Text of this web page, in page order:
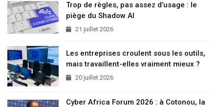
Trop de règles, pas assez d’usage : le
piège du Shadow AI
21 juillet 2026
Les entreprises croulent sous les outils,
mais travaillent-elles vraiment mieux ?
20 juillet 2026
Cyber Africa Forum 2026 : à Cotonou, la